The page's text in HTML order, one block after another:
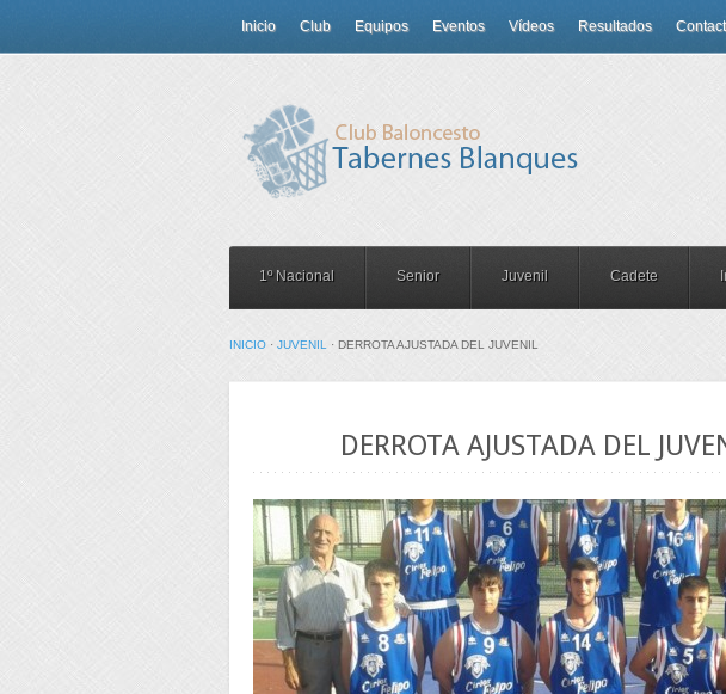
Inicio Club Equipos Eventos Vídeos Resultados
1º Nacional Senior Juvenil Cadete
INICIO · JUVENIL · DERROTA AJUSTADA DEL JUVENIL
DERROTA AJUSTADA DEL